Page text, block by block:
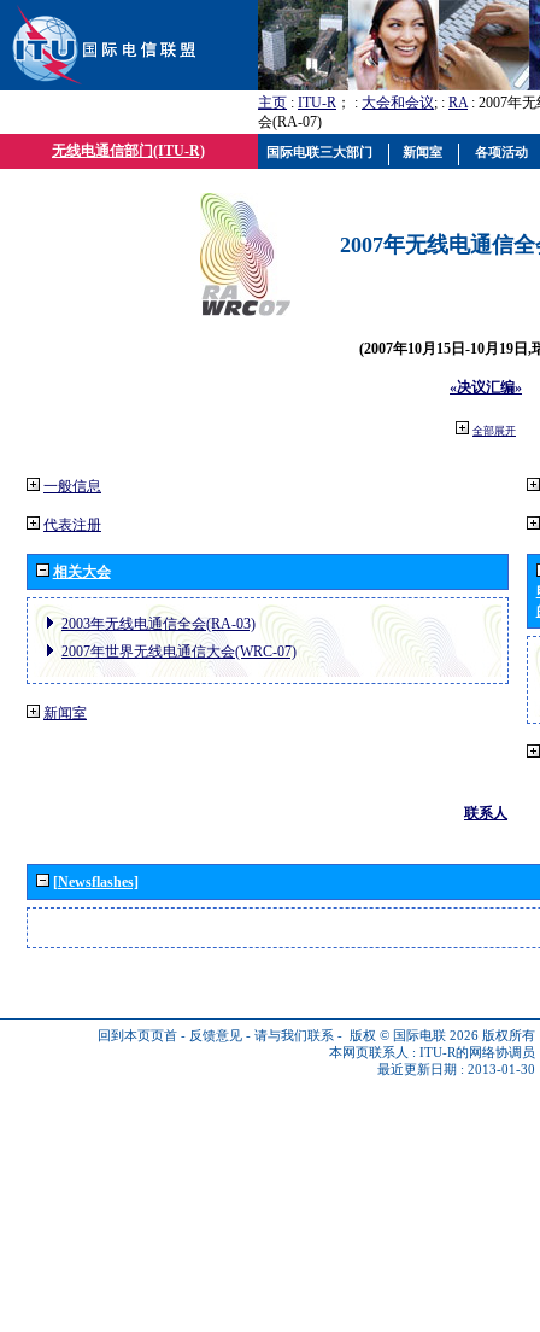
主页 : ITU-R ； : 大会和会议; : RA: 2007年
会(RA-07)
无线电通信部门(ITU-R)
2007年无线电通信
(2007年10月15日-10月19日,
«决议汇编»
全部展开
一般信息
代表注册
相关大会
2003年无线电通信全会(RA-03)
2007年世界无线电通信大会(WRC-07)
新闻室
联系人
[Newsflashes]
回到本页页首 - 反馈意见 - 请与我们联系 - 版权 © 国际电联 2026 版权所有
本网页联系人 : ITU-R的网络协调员
最近更新日期 : 2013-01-30
国际电联三大部门 新闻室 各项活动